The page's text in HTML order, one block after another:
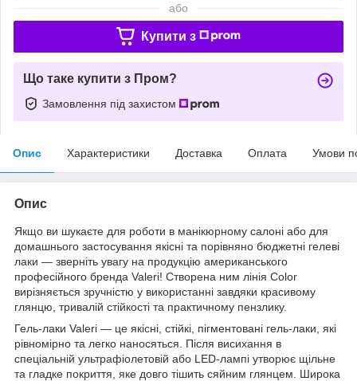
або
Купити з
Що таке купити з Пром?
Замовлення під захистом
Опис Характеристики Доставка Оплата Умови
Опис
Якщо ви шукаєте для роботи в манікюрному салоні або для
домашнього застосування якісні та порівняно бюджетні гелеві
лаки — зверніть увагу на продукцію американського
професійного бренда Valeri! Створена ним лінія Color
вирізняється зручністю у використанні завдяки красивому
глянцю, тривалій стійкості та практичному пензлику.
Гель-лаки Valeri — це якісні, стійкі, пігментовані гель-лаки, які
рівномірно та легко наносяться. Після висихання в
спеціальній ультрафіолетовій або LED-лампі утворює щільне
та гладке покриття, яке довго тішить сяйним глянцем. Широка